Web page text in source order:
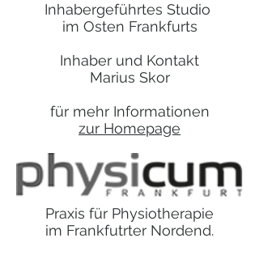
Inhabergeführtes Studio
im Osten Frankfurts
Inhaber und Kontakt
Marius Skor
für mehr Informationen
zur Homepage
Praxis für Physiotherapie
im Frankfutrter Nordend.